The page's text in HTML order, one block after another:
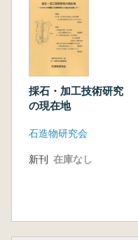
採石・加工技術研究
の現在地
石造物研究会
新刊 在庫なし